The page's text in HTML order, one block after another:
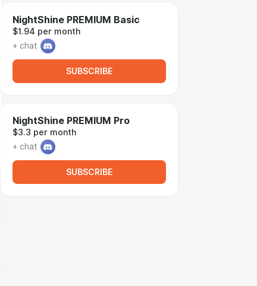
NightShine PREMIUM Basic
$1.94 per month
+ chat
SUBSCRIBE
NightShine PREMIUM Pro
$3.3 per month
+ chat
SUBSCRIBE